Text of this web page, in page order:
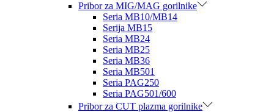
Pribor za MIG/MAG gorilnike
Seria MB10/MB14
Serija MB15
Seria MB24
Seria MB25
Seria MB36
Seria MB501
Seria PAG250
Seria PAG501/600
Pribor za CUT plazma gorilnike